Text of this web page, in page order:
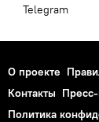
Telegram
О проекте
Контакты
Политика